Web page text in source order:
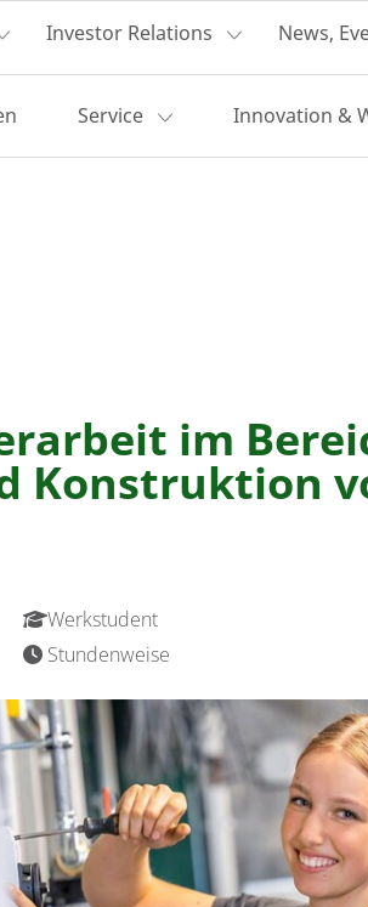
Investor Relations News,
Service Innovation &
im
Konstruktion
Werkstudent
Stundenweise